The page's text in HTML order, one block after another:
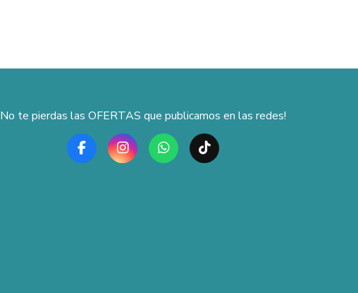
No te pierdas las OFERTAS que publicamos en las redes!